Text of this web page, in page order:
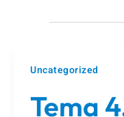
Uncategorized
Tema